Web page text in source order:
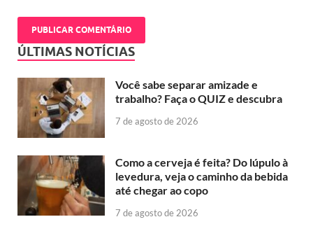
ÚLTIMAS NOTÍCIAS
Você sabe separar amizade e
trabalho? Faça o QUIZ e descubra
7 de agosto de 2026
Como a cerveja é feita? Do lúpulo à
levedura, veja o caminho da bebida
até chegar ao copo
7 de agosto de 2026